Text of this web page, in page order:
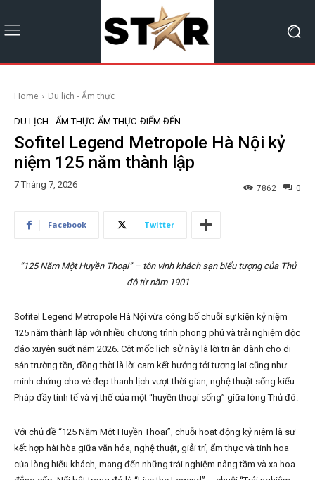
Home Du lịch - Ẩm thực
DU LỊCH - ẨM THỰC ẨM THỰC ĐIỂM ĐẾN
Sofitel Legend Metropole Hà Nội kỷ
niệm 125 năm thành lập
7 Tháng 7, 2026 0
7862
Facebook Twitter
“125 Năm Một Huyền Thoại” – tôn vinh khách sạn biểu tượng của Thủ
đô từ năm 1901
Sofitel Legend Metropole Hà Nội vừa công bố chuỗi sự kiện kỷ niệm
125 năm thành lập với nhiều chương trình phong phú và trải nghiệm độc
đáo xuyên suốt năm 2026. Cột mốc lịch sử này là lời tri ân dành cho di
sản trường tồn, đồng thời là lời cam kết hướng tới tương lai cũng như
minh chứng cho vẻ đẹp thanh lịch vượt thời gian, nghệ thuật sống kiểu
Pháp đầy tinh tế và vị thế của một “huyền thoại sống” giữa lòng Thủ đô.
Với chủ đề “125 Năm Một Huyền Thoại”, chuỗi hoạt động kỷ niệm là sự
kết hợp hài hòa giữa văn hóa, nghệ thuật, giải trí, ẩm thực và tinh hoa
của lòng hiếu khách, mang đến những trải nghiệm nâng tầm và xa hoa